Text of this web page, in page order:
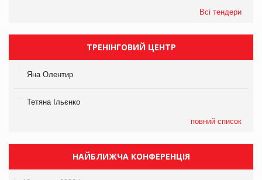
Всі тендери
ТРЕНІНГОВИЙ ЦЕНТР
Яна Олентир
Тетяна Ільєнко
повний список
НАЙБЛИЖЧА КОНФЕРЕНЦІЯ